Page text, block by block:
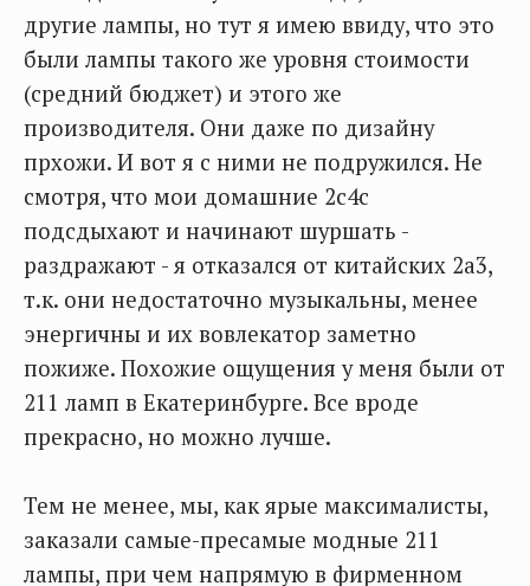
другие лампы, но тут я имею ввиду, что это
были лампы такого же уровня стоимости
(средний бюджет) и этого же
производителя. Они даже по дизайну
прхожи. И вот я с ними не подружился. Не
смотря, что мои домашние 2с4с
подсдыхают и начинают шуршать -
раздражают - я отказался от китайских 2а3,
т.к. они недостаточно музыкальны, менее
энергичны и их вовлекатор заметно
пожиже. Похожие ощущения у меня были от
211 ламп в Екатеринбурге. Все вроде
прекрасно, но можно лучше.
Тем не менее, мы, как ярые максималисты,
заказали самые-пресамые модные 211
лампы, при чем напрямую в фирменном